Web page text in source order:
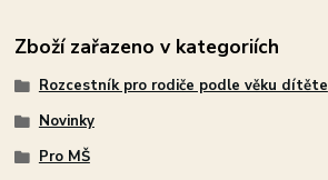
Zboží zařazeno v kategoriích
Rozcestník pro rodiče podle věku dítěte
Novinky
Pro MŠ